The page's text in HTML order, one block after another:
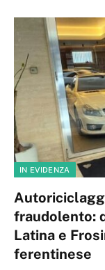
IN EVIDENZA
fraudolento:
Latina e
ferentinese